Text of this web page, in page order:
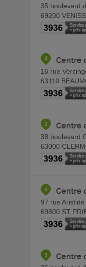
35 boulevard
69200
Centre
16 rue
63110
Centre
38 boulevard
63000
Centre
97 rue
69800 ST
Centre